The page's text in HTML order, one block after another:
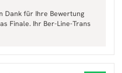
Dank für Ihre Bewertung
Finale. Ihr Ber-Line-Trans